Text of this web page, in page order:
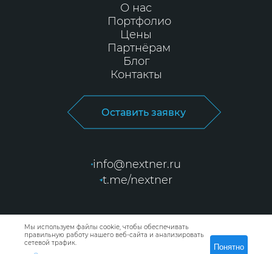
О нас
Портфолио
Цены
Партнёрам
Блог
Контакты
Оставить заявку
info@nextner.ru
t.me/nextner
Политика
Мы используем файлы cookie, чтобы обеспечивать
правильную работу нашего веб-сайта и анализировать
сетевой трафик.
Понятно